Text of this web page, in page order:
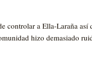
controlar a Ella-Laraña así
hizo demasiado